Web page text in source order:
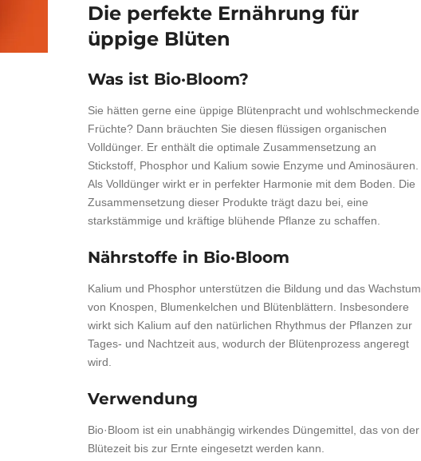
Die perfekte Ernährung für
üppige Blüten
Was ist Bio·Bloom?
Sie hätten gerne eine üppige Blütenpracht und wohlschmeckende
Früchte? Dann bräuchten Sie diesen flüssigen organischen
Volldünger. Er enthält die optimale Zusammensetzung an
Stickstoff, Phosphor und Kalium sowie Enzyme und Aminosäuren.
Als Volldünger wirkt er in perfekter Harmonie mit dem Boden. Die
Zusammensetzung dieser Produkte trägt dazu bei, eine
starkstämmige und kräftige blühende Pflanze zu schaffen.
Nährstoffe in Bio·Bloom
Kalium und Phosphor unterstützen die Bildung und das Wachstum
von Knospen, Blumenkelchen und Blütenblättern. Insbesondere
wirkt sich Kalium auf den natürlichen Rhythmus der Pflanzen zur
Tages- und Nachtzeit aus, wodurch der Blütenprozess angeregt
wird.
Verwendung
Bio·Bloom ist ein unabhängig wirkendes Düngemittel, das von der
Blütezeit bis zur Ernte eingesetzt werden kann.